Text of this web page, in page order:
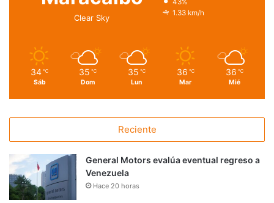
Clear Sky
43%
1.33 km/h
34 ℃
Sáb
35 ℃
Dom
35 ℃
Lun
36 ℃
Mar
36 ℃
Mié
Reciente
General Motors evalúa eventual regreso a
Venezuela
Hace 20 horas